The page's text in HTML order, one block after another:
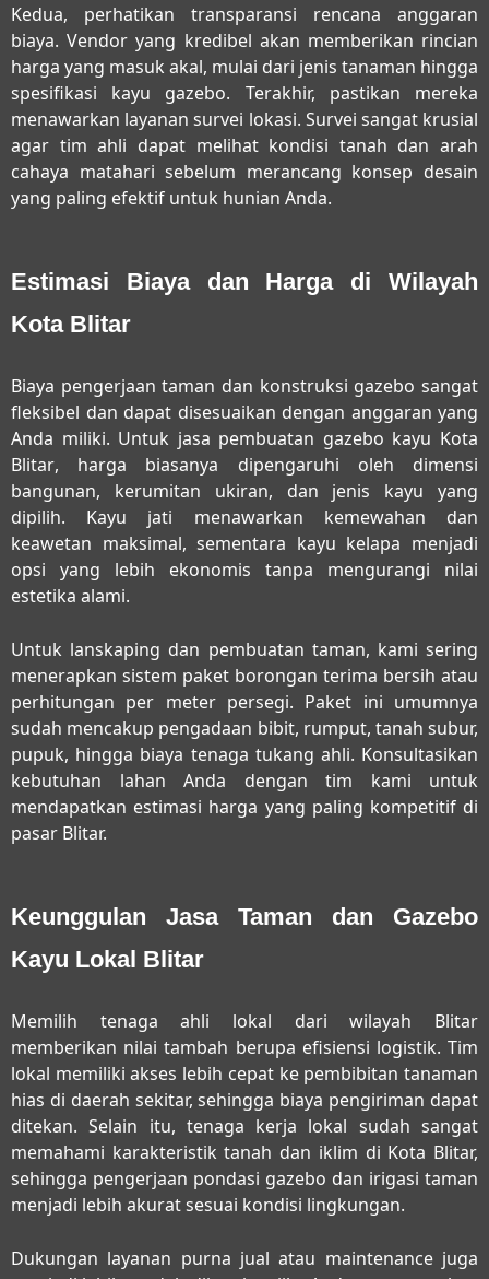
Kedua, perhatikan transparansi rencana anggaran
biaya. Vendor yang kredibel akan memberikan rincian
harga yang masuk akal, mulai dari jenis tanaman hingga
spesifikasi kayu gazebo. Terakhir, pastikan mereka
menawarkan layanan survei lokasi. Survei sangat krusial
agar tim ahli dapat melihat kondisi tanah dan arah
cahaya matahari sebelum merancang konsep desain
yang paling efektif untuk hunian Anda.
Estimasi Biaya dan Harga di Wilayah
Kota Blitar
Biaya pengerjaan taman dan konstruksi gazebo sangat
fleksibel dan dapat disesuaikan dengan anggaran yang
Anda miliki. Untuk jasa pembuatan gazebo kayu Kota
Blitar, harga biasanya dipengaruhi oleh dimensi
bangunan, kerumitan ukiran, dan jenis kayu yang
dipilih. Kayu jati menawarkan kemewahan dan
keawetan maksimal, sementara kayu kelapa menjadi
opsi yang lebih ekonomis tanpa mengurangi nilai
estetika alami.
Untuk lanskaping dan pembuatan taman, kami sering
menerapkan sistem paket borongan terima bersih atau
perhitungan per meter persegi. Paket ini umumnya
sudah mencakup pengadaan bibit, rumput, tanah subur,
pupuk, hingga biaya tenaga tukang ahli. Konsultasikan
kebutuhan lahan Anda dengan tim kami untuk
mendapatkan estimasi harga yang paling kompetitif di
pasar Blitar.
Keunggulan Jasa Taman dan Gazebo
Kayu Lokal Blitar
Memilih tenaga ahli lokal dari wilayah Blitar
memberikan nilai tambah berupa efisiensi logistik. Tim
lokal memiliki akses lebih cepat ke pembibitan tanaman
hias di daerah sekitar, sehingga biaya pengiriman dapat
ditekan. Selain itu, tenaga kerja lokal sudah sangat
memahami karakteristik tanah dan iklim di Kota Blitar,
sehingga pengerjaan pondasi gazebo dan irigasi taman
menjadi lebih akurat sesuai kondisi lingkungan.
Dukungan layanan purna jual atau maintenance juga